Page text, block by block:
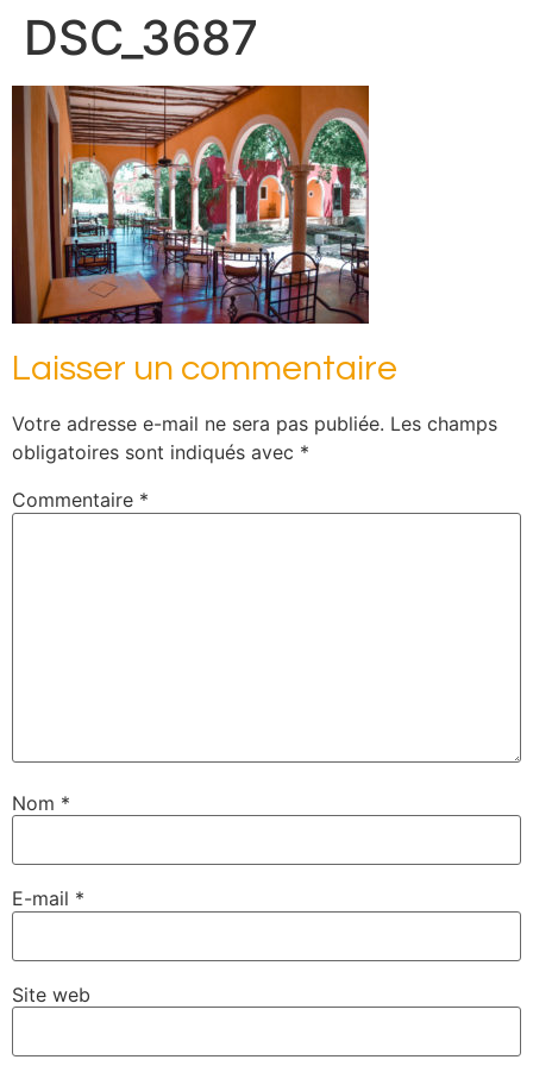
DSC_3687
Laisser un commentaire
Votre adresse e-mail ne sera pas publiée. Les champs
obligatoires sont indiqués avec *
Commentaire *
Nom *
E-mail *
Site web